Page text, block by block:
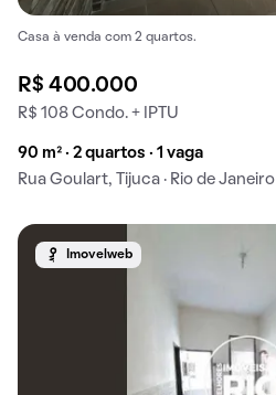
Casa à venda com 2 quartos.
R$ 400.000
R$ 108 Condo. + IPTU
90 m² · 2 quartos · 1 vaga
Rua Goulart, Tijuca · Rio de Janeiro
Imovelweb